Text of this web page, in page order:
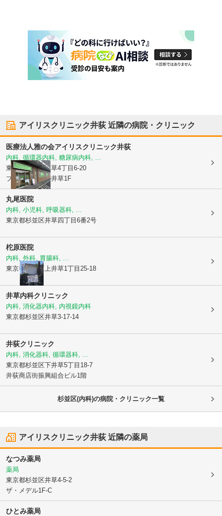
アイリスクリニック井荻 近隣の病院・クリニック
医療法人雅の会アイリスクリニック井荻
内科, 循環器内科, 糖尿病内科, ...
東京都杉並区井草4丁目6-20
ブランシエール井草1F
丸尾医院
内科, 小児科, 呼吸器科, ...
東京都杉並区井草四丁目6番2号
柁原医院
内科, 外科, 胃腸科, ...
東京都杉並区上井草1丁目25-18
井草内科クリニック
内科, 消化器内科, 内視鏡内科
東京都杉並区井草3-17-14
井荻クリニック
内科, 消化器科, 循環器科, ...
東京都杉並区下井草5丁目18-7
井荻商店街振興組合ビル1階
杉並区(内科)の病院・クリニック一覧
アイリスクリニック井荻 近隣の薬局
なつみ薬局
薬局
東京都杉並区井草4-5-2
ザ・メデル1F-C
ひとみ薬局